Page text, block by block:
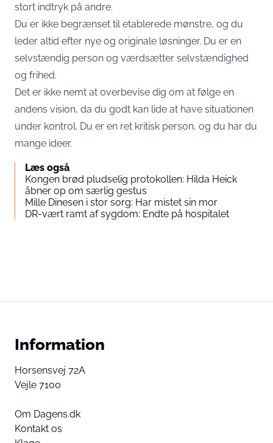
stort indtryk på andre.
Du er ikke begrænset til etablerede mønstre, og du
leder altid efter nye og originale løsninger. Du er en
selvstændig person og værdsætter selvstændighed
og frihed.
Det er ikke nemt at overbevise dig om at følge en
andens vision, da du godt kan lide at have situationen
under kontrol. Du er en ret kritisk person, og du har du
mange ideer.
Læs også
Kongen brød pludselig protokollen: Hilda Heick
åbner op om særlig gestus
Mille Dinesen i stor sorg: Har mistet sin mor
DR-vært ramt af sygdom: Endte på hospitalet
Information
Horsensvej 72A
Vejle 7100
Om Dagens.dk
Kontakt os